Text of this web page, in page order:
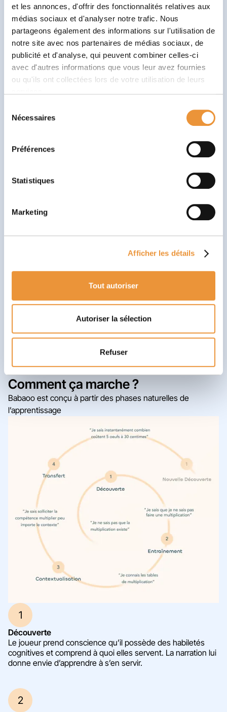
et les annonces, d'offrir des fonctionnalités relatives aux
médias sociaux et d'analyser notre trafic. Nous
partageons également des informations sur l'utilisation de
notre site avec nos partenaires de médias sociaux, de
publicité et d'analyse, qui peuvent combiner celles-ci
avec d'autres informations que vous leur avez fournies
ou qu'ils ont collectées lors de votre utilisation de leurs
Nécessaires
Préférences
Statistiques
Marketing
Afficher les détails
Tout autoriser
Autoriser la sélection
Refuser
Le retour d’information
L’erreur a une fonction clé dans l’apprentissage.
C’est un retour d’expérience indispensable à
l’acquisition de savoirs et de compétences. Le
traitement de l’erreur permet d’en identifier la source
et d’ajuster son raisonnement.
bienveillance. Grâce à un retour immédiat, le joueur
La consolidation des acquis
afin de transférer les compétences acquises du
pratiquer ses compétences cognitives à intervalles
réguliers et dans différents contextes tout au long
Le but ultime de Babaoo est le transfert dans la vie réelle
Découvrir le Jeu
Comment ça marche ?
Babaoo est conçu à partir des phases naturelles de
l’apprentissage
1
Découverte
Le joueur prend conscience qu’il possède des habiletés
cognitives et comprend à quoi elles servent. La narration lui
donne envie d’apprendre à s’en servir.
2